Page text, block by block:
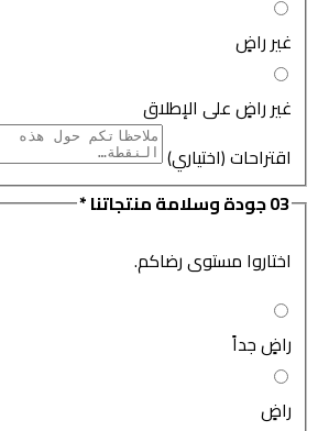
غير راضٍ
غير راضٍ على الإطلاق
اقتراحات (اختياري)
03جودة وسلامة منتجاتنا*
اختاروا مستوى رضاكم.
راضٍ جداً
راضٍ